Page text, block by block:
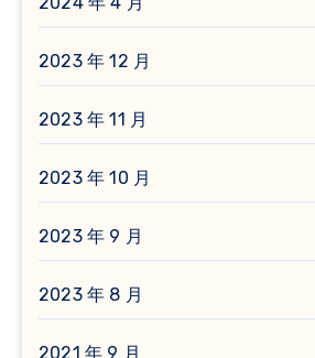
2023 年 12 月
2023 年 11 月
2023 年 10 月
2023 年 9 月
2023 年 8 月
2021 年 9 月